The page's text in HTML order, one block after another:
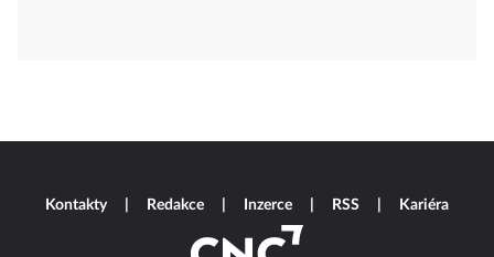
Kontakty Redakce Inzerce RSS Kariéra